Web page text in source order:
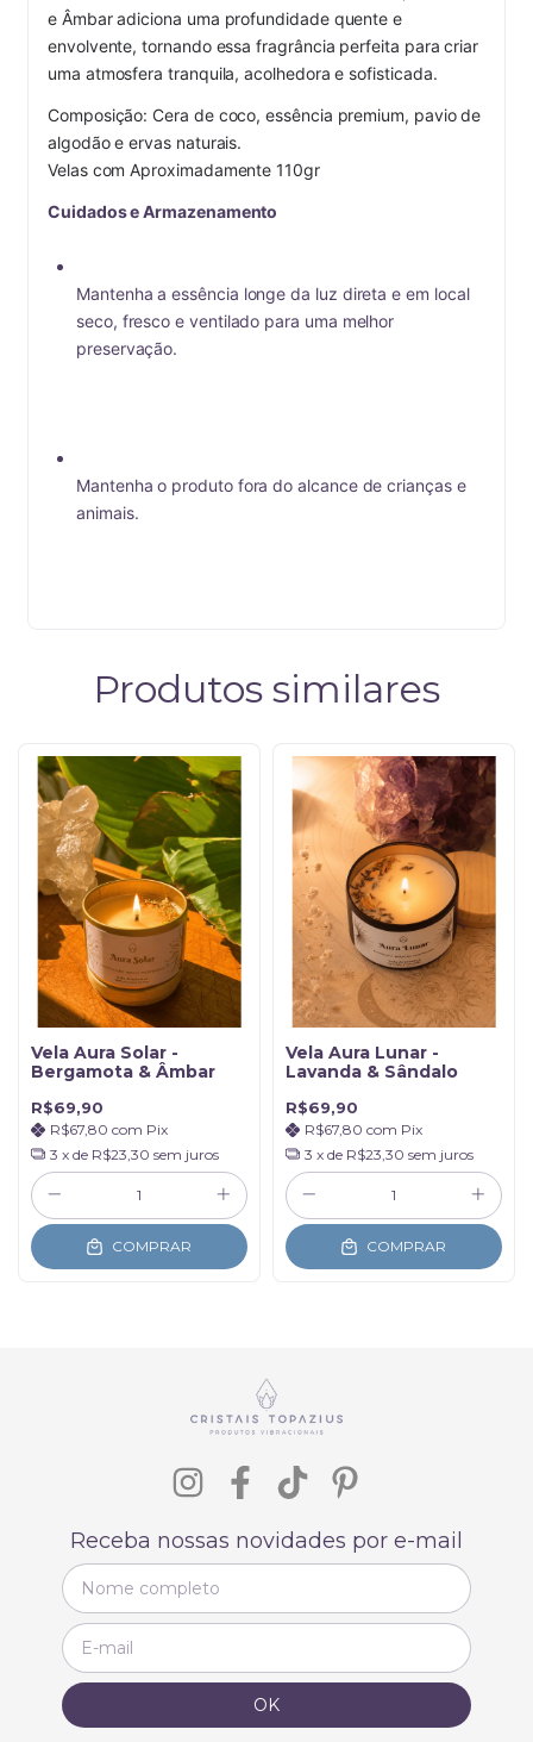
e Âmbar adiciona uma profundidade quente e
envolvente, tornando essa fragrância perfeita para criar
uma atmosfera tranquila, acolhedora e sofisticada.
Composição: Cera de coco, essência premium, pavio de
algodão e ervas naturais.
Velas com Aproximadamente 110gr
Cuidados e Armazenamento
Mantenha a essência longe da luz direta e em local
seco, fresco e ventilado para uma melhor
preservação.
Mantenha o produto fora do alcance de crianças e
animais.
Produtos similares
Vela Aura Solar -
Bergamota & Âmbar
R$69,90
R$67,80 com Pix
3 x de R$23,30 sem juros
COMPRAR
Vela Aura Lunar -
Lavanda & Sândalo
R$69,90
R$67,80 com Pix
3 x de R$23,30 sem juros
COMPRAR
Receba nossas novidades por e-mail